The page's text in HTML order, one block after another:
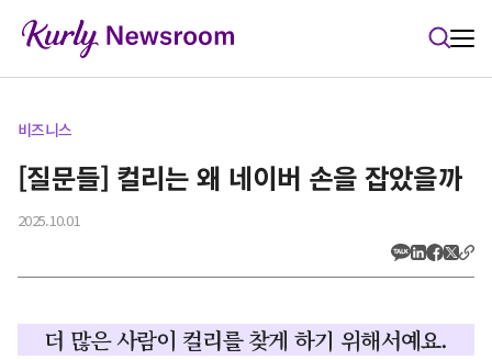
비즈니스
[질문들] 컬리는 왜 네이버 손을 잡았을까
2025.10.01
더 많은 사람이 컬리를 찾게 하기 위해서예요.